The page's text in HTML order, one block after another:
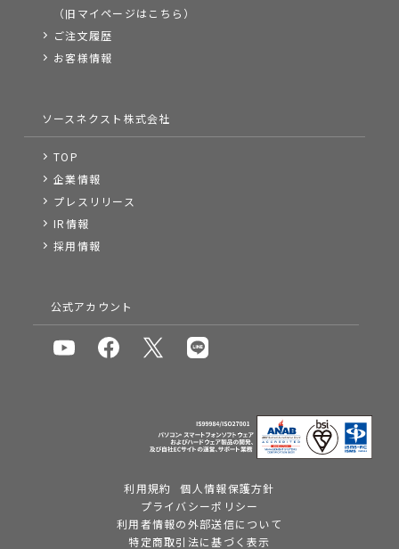
（旧マイページはこちら）
ご注文履歴
お客様情報
ソースネクスト株式会社
TOP
企業情報
プレスリリース
IR情報
採用情報
公式アカウント
利用規約
個人情報保護方針
プライバシーポリシー
利用者情報の外部送信について
特定商取引法に基づく表示